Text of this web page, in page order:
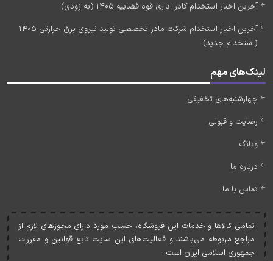
آخرین اخبار استخدام کادر اداری قوه قضاییه 1405 (به زودی)
آخرین اخبار استخدام شرکت مادر تخصصی تولید نیروی برق حرارتی 1405
(استخدام جدید)
لینک‌های مهم
چهارشنبه‌های تخفیفی
رضایت و قبولی
وبلاگ
درباره ما
تماس با ما
تمامی کالاها و خدمات اين فروشگاه، حسب مورد دارای مجوزهای لازم از
مراجع مربوطه می‌باشند و فعاليت‌های اين سايت تابع قوانين و مقررات
جمهوری اسلامی ايران است.